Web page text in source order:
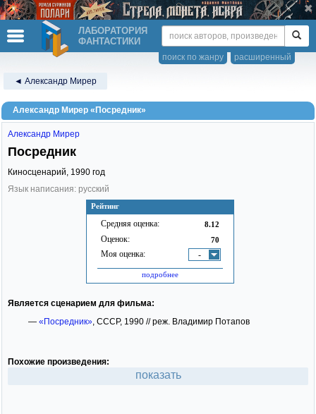
ЛАБОРАТОРИЯ
ФАНТАСТИКИ
расширенный
поиск по жанру
◄ Александр Мирер
Александр Мирер «Посредник»
Рейтинг
Средняя оценка: 8.12
Оценок: 70
Моя оценка: -
подробнее
Александр Мирер
Посредник
Киносценарий, 1990 год
Язык написания: русский
Является сценарием для фильма:
— «Посредник», СССР, 1990 // реж. Владимир Потапов
Похожие произведения:
показать